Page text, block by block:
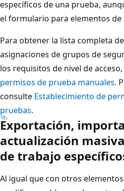
específicos de una prueba,
el formulario para elementos de
Para obtener la lista completa
asignaciones de grupos de
los requisitos de nivel de
permisos de prueba manuales.
consulte Establecimiento de
pruebas.
Exportación,
actualización
de trabajo
Al igual que con otros